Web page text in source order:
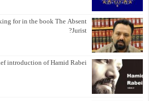
for in the book The Absent
Jurist?
introduction of Hamid Rabei